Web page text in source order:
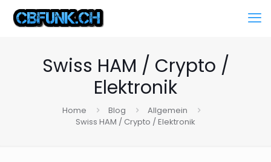
Swiss HAM / Crypto /
Elektronik
Home Blog
Allgemein
Swiss HAM / Crypto / Elektronik